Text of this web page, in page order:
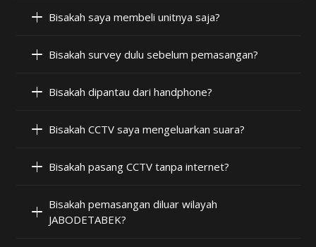
Bisakah saya membeli unitnya saja?
Bisakah survey dulu sebelum pemasangan?
Bisakah dipantau dari handphone?
Bisakah CCTV saya mengeluarkan suara?
Bisakah pasang CCTV tanpa internet?
Bisakah pemasangan diluar wilayah
JABODETABEK?